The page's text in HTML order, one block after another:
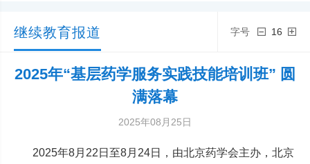
继续教育报道 字号 16
2025年“基层药学服务实践技能培训班” 圆
满落幕
2025年08月25日
2025年8月22日至8月24日，由北京药学会主办，北京